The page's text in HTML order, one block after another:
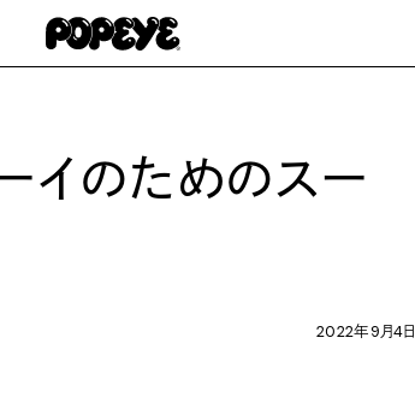
イのためのスー
2022年9月4日